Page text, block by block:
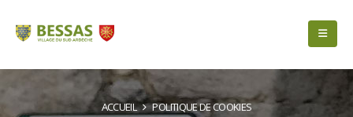
ACCUEIL POLITIQUE DE COOKIES